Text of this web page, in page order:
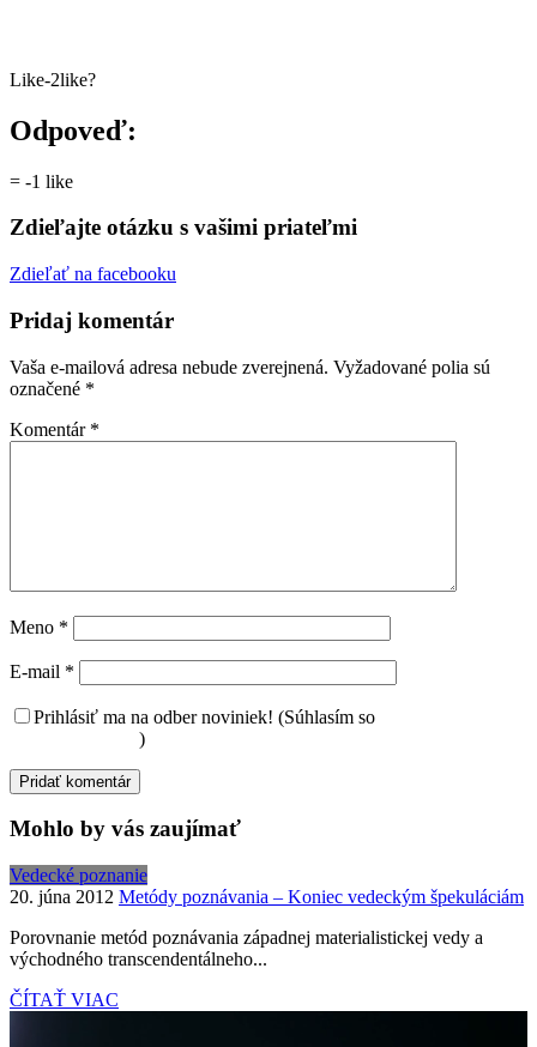
Like-2like?
Odpoveď:
= -1 like
Zdieľajte otázku s vašimi priateľmi
Zdieľať na facebooku
Pridaj komentár
Vaša e-mailová adresa nebude zverejnená. Vyžadované polia sú
označené *
Komentár *
Meno *
E-mail *
Prihlásiť ma na odber noviniek! (Súhlasím so
)
Mohlo by vás zaujímať
Vedecké poznanie
20. júna 2012 Metódy poznávania – Koniec vedeckým špekuláciám
Porovnanie metód poznávania západnej materialistickej vedy a
východného transcendentálneho...
ČÍTAŤ VIAC